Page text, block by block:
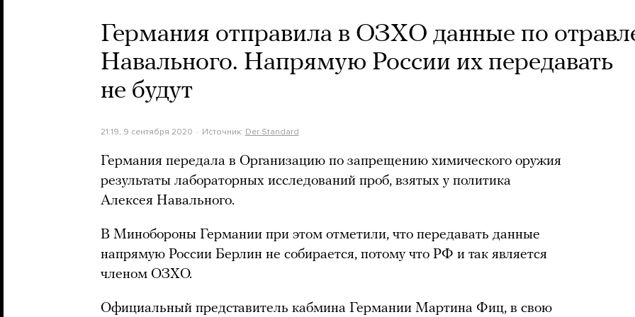
Германия отправила в ОЗХО данные по
Навального. Напрямую России их передавать
не будут
21:19, 9 сентября 2020 Источник: Der Standard
Германия передала в Организацию по запрещению химического оружия
результаты лабораторных исследований проб, взятых у политика
Алексея Навального.
В Минобороны Германии при этом отметили, что передавать данные
напрямую России Берлин не собирается, потому что РФ и так является
членом ОЗХО.
Официальный представитель кабмина Германии Мартина Фиц, в свою